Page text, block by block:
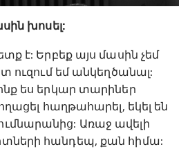
խոսել:
է: Երբեք այս մասին չեմ
ուզում եմ անկեղծանալ:
ես երկար տարիներ
հաղթահարել, եկել են
Առաջ ավելի
հանդեպ, քան հիմա: